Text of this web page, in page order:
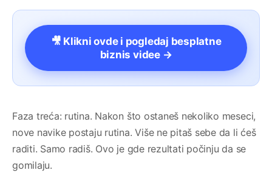
🎥 Klikni ovde i pogledaj besplatne
biznis videe →
Faza treća: rutina. Nakon što ostaneš nekoliko meseci,
nove navike postaju rutina. Više ne pitaš sebe da li ćeš
raditi. Samo radiš. Ovo je gde rezultati počinju da se
gomilaju.